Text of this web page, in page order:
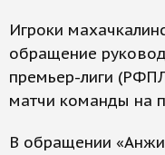
Игроки
обращение
премьер-лиги
матчи команды на
В обращении